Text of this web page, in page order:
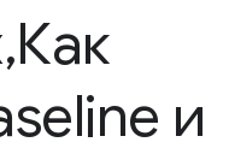
,Как
и